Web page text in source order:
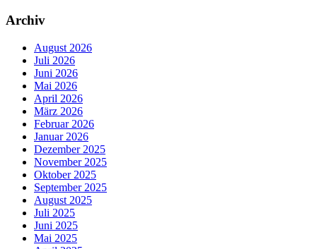
Archiv
August 2026
Juli 2026
Juni 2026
Mai 2026
April 2026
März 2026
Februar 2026
Januar 2026
Dezember 2025
November 2025
Oktober 2025
September 2025
August 2025
Juli 2025
Juni 2025
Mai 2025